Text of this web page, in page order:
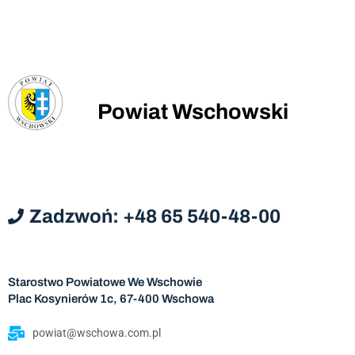
Powiat Wschowski
Zadzwoń: +48 65 540-48-00
Starostwo Powiatowe We Wschowie
Plac Kosynierów 1c, 67-400 Wschowa
powiat@wschowa.com.pl